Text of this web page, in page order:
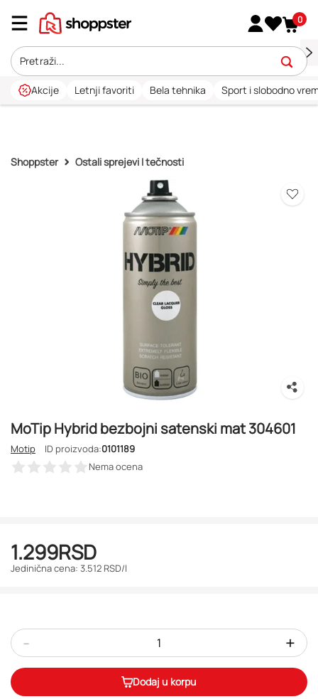
0
Akcije Letnji favoriti Bela tehnika Sport i slobodno
Shoppster Ostali sprejevi I tečnosti
MoTip Hybrid bezbojni satenski mat 304601
Motip ID proizvoda:0101189
Nema ocena
1.299RSD
Jedinična cena: 3.512 RSD/l
- +
Dodaj u korpu